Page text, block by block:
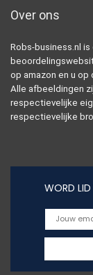
Over ons
Robs-business.nl
op amazon en u
Alle afbeeldingen
respectievelijke
respectievelijke
WORD LID